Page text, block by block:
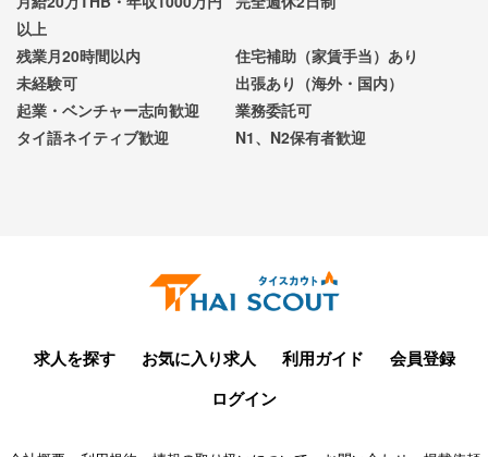
以上
残業月20時間以内
住宅補助（家賃手当）あり
未経験可
出張あり（海外・国内）
起業・ベンチャー志向歓迎
業務委託可
タイ語ネイティブ歓迎
N1、N2保有者歓迎
求人を探す お気に入り求人 利用ガイド
会員登録
ログイン